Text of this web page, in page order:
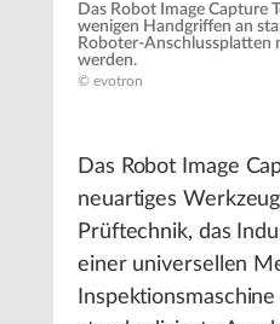
Das Robot Image Capture
wenigen Handgriffen an
Roboter-Anschlussplatten
werden.
© evotron
Das Robot Image
neuartiges
Prüftechnik, das
einer universellen